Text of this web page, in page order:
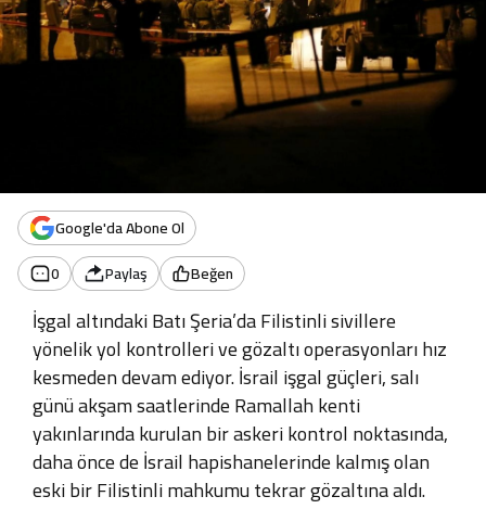
Google'da Abone Ol
0
Paylaş Beğen
İşgal altındaki Batı Şeria’da Filistinli sivillere
yönelik yol kontrolleri ve gözaltı operasyonları hız
kesmeden devam ediyor. İsrail işgal güçleri, salı
günü akşam saatlerinde Ramallah kenti
yakınlarında kurulan bir askeri kontrol noktasında,
daha önce de İsrail hapishanelerinde kalmış olan
eski bir Filistinli mahkumu tekrar gözaltına aldı.